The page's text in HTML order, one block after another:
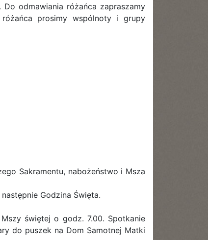
odmawiania różańca zapraszamy
prosimy wspólnoty i grupy
Sakramentu, nabożeństwo i Msza
Godzina Święta.
świętej o godz. 7.00. Spotkanie
do puszek na Dom Samotnej Matki